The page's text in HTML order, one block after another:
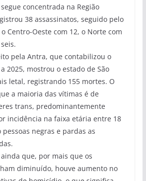
concentrada na Região
38 assassinatos, seguido pelo
Centro-Oeste com 12, o Norte com
pela Antra, que contabilizou o
2025, mostrou o estado de São
letal, registrando 155 mortes. O
a maioria das vítimas é de
trans, predominantemente
incidência na faixa etária entre 18
pessoas negras e pardas as
que, por mais que os
diminuído, houve aumento no